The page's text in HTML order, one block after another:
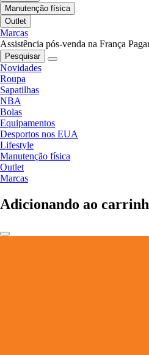
Manutenção física
Outlet
Marcas
Assistência pós-venda na França
Pesquisar
Novidades
Roupa
Sapatilhas
NBA
Bolas
Equipamentos
Desportos nos EUA
Lifestyle
Manutenção física
Outlet
Marcas
Adicionando ao